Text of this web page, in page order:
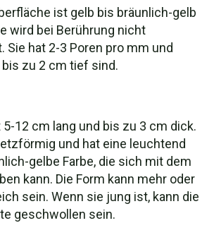
ist gelb bis bräunlich-gelb
wird bei Berührung nicht
Sie hat 2-3 Poren pro mm und
bis zu 2 cm tief sind.
5-12 cm lang und bis zu 3 cm dick.
und hat eine leuchtend
gelbe Farbe, die sich mit dem
kann. Die Form kann mehr oder
sein. Wenn sie jung ist, kann die
geschwollen sein.